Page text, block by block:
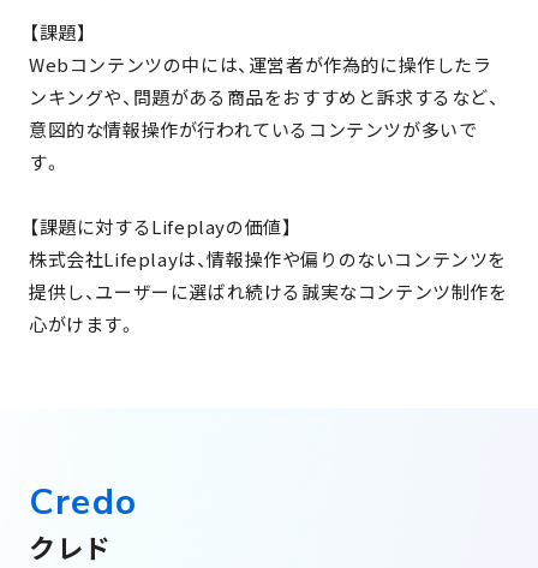
【課題】
Webコンテンツの中には、運営者が作為的に操作したラ
ンキングや、問題がある商品をおすすめと訴求するなど、
意図的な情報操作が行われているコンテンツが多いで
す。
【課題に対するLifeplayの価値】
株式会社Lifeplayは、情報操作や偏りのないコンテンツを
提供し、ユーザーに選ばれ続ける誠実なコンテンツ制作を
心がけます。
Credo
ク レ ド